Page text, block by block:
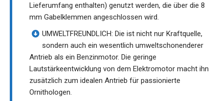
Lieferumfang enthalten) genutzt werden, die über die 8
mm Gabelklemmen angeschlossen wird.
UMWELTFREUNDLICH: Die ist nicht nur Kraftquelle,
sondern auch ein wesentlich umweltschonenderer
Antrieb als ein Benzinmotor. Die geringe
Lautstärkeentwicklung von dem Elektromotor macht ihn
zusätzlich zum idealen Antrieb für passionierte
Ornithologen.